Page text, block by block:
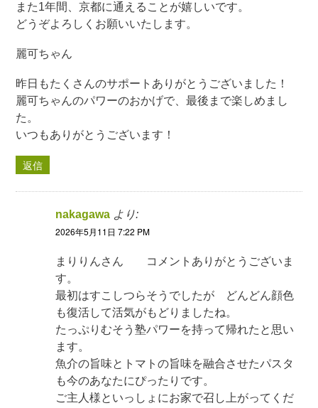
また1年間、京都に通えることが嬉しいです。
どうぞよろしくお願いいたします。
麗可ちゃん
昨日もたくさんのサポートありがとうございました！
麗可ちゃんのパワーのおかげで、最後まで楽しめまし
た。
いつもありがとうございます！
返信
nakagawa より:
2026年5月11日 7:22 PM
まりりんさん コメントありがとうございま
す。
最初はすこしつらそうでしたが どんどん顔色
も復活して活気がもどりましたね。
たっぷりむそう塾パワーを持って帰れたと思い
ます。
魚介の旨味とトマトの旨味を融合させたパスタ
も今のあなたにぴったりです。
ご主人様といっしょにお家で召し上がってくだ